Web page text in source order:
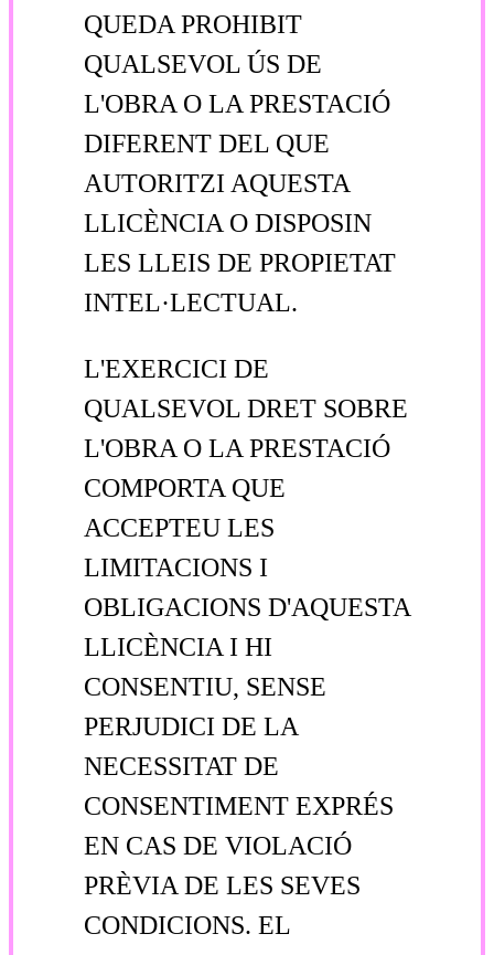
QUEDA PROHIBIT
QUALSEVOL ÚS DE
L'OBRA O LA PRESTACIÓ
DIFERENT DEL QUE
AUTORITZI AQUESTA
LLICÈNCIA O DISPOSIN
LES LLEIS DE PROPIETAT
INTEL·LECTUAL.
L'EXERCICI DE
QUALSEVOL DRET SOBRE
L'OBRA O LA PRESTACIÓ
COMPORTA QUE
ACCEPTEU LES
LIMITACIONS I
OBLIGACIONS D'AQUESTA
LLICÈNCIA I HI
CONSENTIU, SENSE
PERJUDICI DE LA
NECESSITAT DE
CONSENTIMENT EXPRÉS
EN CAS DE VIOLACIÓ
PRÈVIA DE LES SEVES
CONDICIONS. EL